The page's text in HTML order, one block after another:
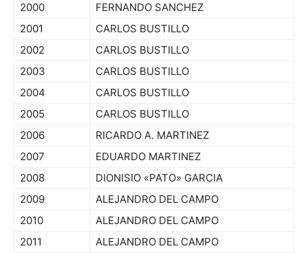
2000
FERNANDO SANCHEZ
2001
CARLOS BUSTILLO
2002
CARLOS BUSTILLO
2003
CARLOS BUSTILLO
2004
CARLOS BUSTILLO
2005
CARLOS BUSTILLO
2006
RICARDO A. MARTINEZ
2007
EDUARDO MARTINEZ
2008
DIONISIO «PATO» GARCIA
2009
ALEJANDRO DEL CAMPO
2010
ALEJANDRO DEL CAMPO
2011
ALEJANDRO DEL CAMPO